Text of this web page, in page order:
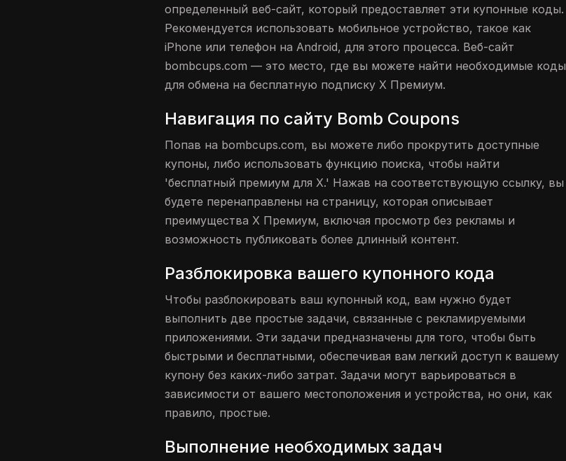
определенный веб-сайт, который предоставляет эти купонные коды.
Рекомендуется использовать мобильное устройство, такое как
iPhone или телефон на Android, для этого процесса. Веб-сайт
bombcups.com — это место, где вы можете найти необходимые коды
для обмена на бесплатную подписку X Премиум.
Навигация по сайту Bomb Coupons
Попав на bombcups.com, вы можете либо прокрутить доступные
купоны, либо использовать функцию поиска, чтобы найти
'бесплатный премиум для X.' Нажав на соответствующую ссылку, вы
будете перенаправлены на страницу, которая описывает
преимущества X Премиум, включая просмотр без рекламы и
возможность публиковать более длинный контент.
Разблокировка вашего купонного кода
Чтобы разблокировать ваш купонный код, вам нужно будет
выполнить две простые задачи, связанные с рекламируемыми
приложениями. Эти задачи предназначены для того, чтобы быть
быстрыми и бесплатными, обеспечивая вам легкий доступ к вашему
купону без каких-либо затрат. Задачи могут варьироваться в
зависимости от вашего местоположения и устройства, но они, как
правило, простые.
Выполнение необходимых задач